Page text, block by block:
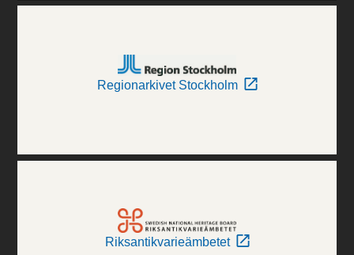
Regionarkivet Stockholm
Riksantikvarieämbetet